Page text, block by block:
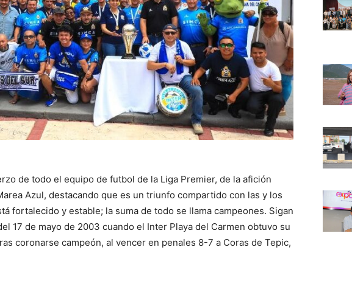
de todo el equipo de futbol de la Liga Premier, de la afición
Azul, destacando que es un triunfo compartido con las y los
fortalecido y estable; la suma de todo se llama campeones. Sigan
17 de mayo de 2003 cuando el Inter Playa del Carmen obtuvo su
coronarse campeón, al vencer en penales 8-7 a Coras de Tepic,